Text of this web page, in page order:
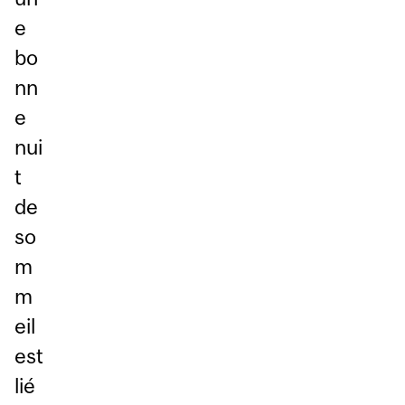
e
bo
nn
e
nui
t
de
so
m
m
eil
est
lié